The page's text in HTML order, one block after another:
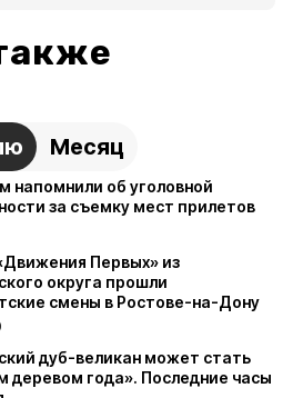
Месяц
напомнили об уголовной
за съемку мест прилетов
Первых» из
округа прошли
смены в Ростове-на-Дону
дуб-великан может стать
деревом года». Последние часы